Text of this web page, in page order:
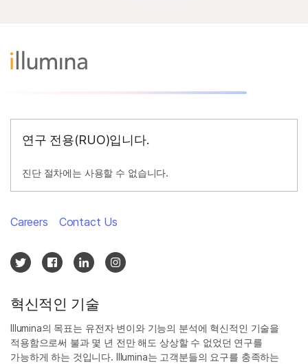
연구 전용(RUO)입니다.
진단 절차에는 사용할 수 없습니다.
혁신적인 기술
Illumina의 목표는 유전자 변이와 기능의 분석에 혁신적인 기술을
적용함으로써 불과 몇 년 전만 해도 상상할 수 없었던 연구를
가능하게 하는 것입니다. Illumina는 고객분들의 요구를 충족하는
Careers Contact Us